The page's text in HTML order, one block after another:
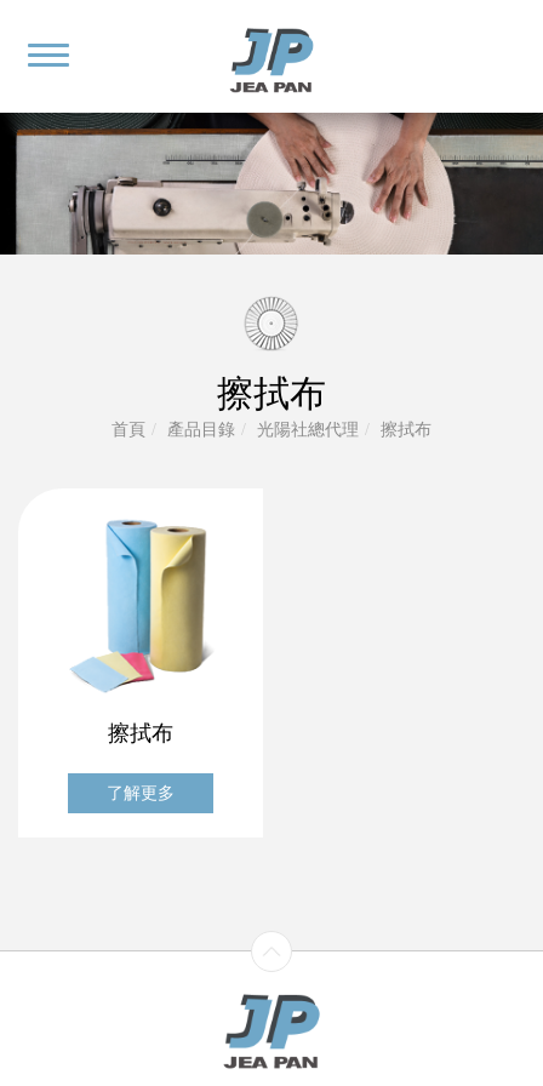
擦拭布
首頁 產品目錄 光陽社總代理 擦拭布
擦拭布
了解更多